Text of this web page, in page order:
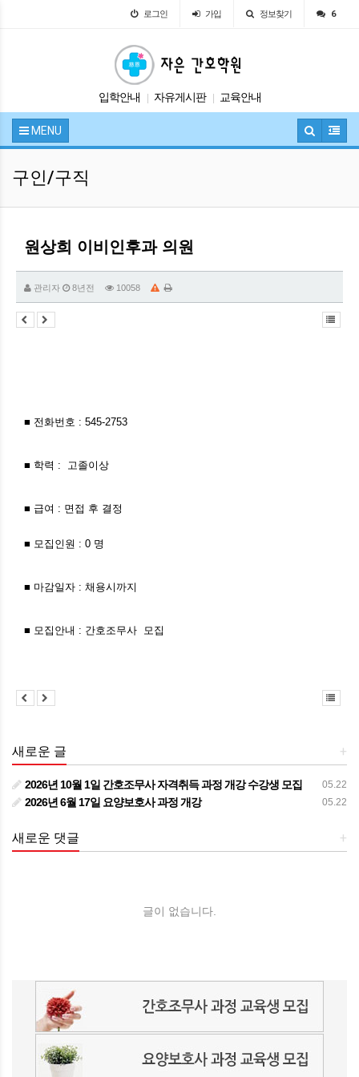
로그인 가입 정보찾기 6
입학안내 자유게시판 교육안내
시험정보
공지사항
MENU
구인/구직
원상희 이비인후과 의원
관리자 8년전 10058
■ 전화번호 : 545-2753
■ 학력 : 고졸이상
■ 급여 : 면접 후 결정
■ 모집인원 : 0 명
■ 마감일자 : 채용시까지
■ 모집안내 : 간호조무사 모집
+
새로운 글
05.22
2026년 10월 1일 간호조무사 자격취득 과정 개강 수강생 모집
05.22
2026년 6월 17일 요양보호사 과정 개강
+
새로운 댓글
글이 없습니다.